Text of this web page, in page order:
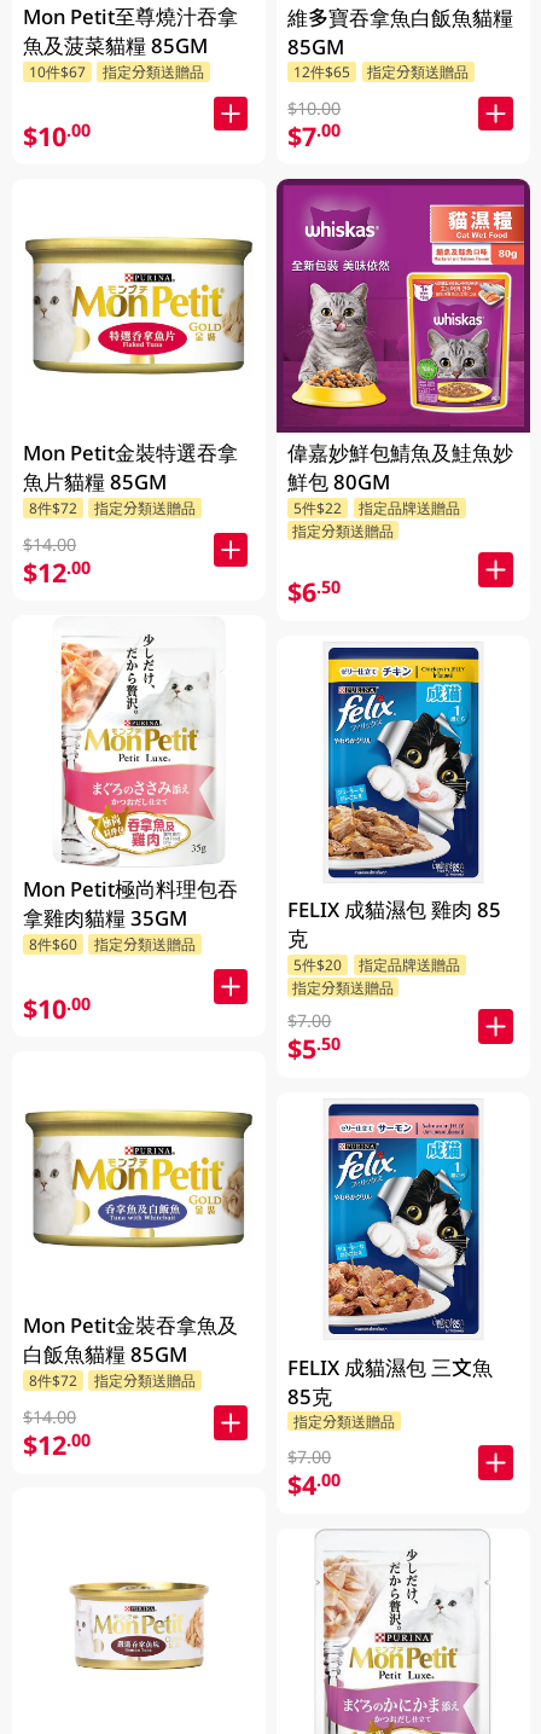
Mon Petit至尊燒汁吞拿
魚及菠菜貓糧 85GM
10件$67 指定分類送贈品
$10.00
Mon Petit金裝特選吞拿
魚片貓糧 85GM
8件$72 指定分類送贈品
$14.00
$12.00
Mon Petit極尚料理包吞
拿雞肉貓糧 35GM
8件$60 指定分類送贈品
$10.00
Mon Petit金裝吞拿魚及
白飯魚貓糧 85GM
8件$72 指定分類送贈品
$14.00
$12.00
維多寶吞拿魚白飯魚貓糧
85GM
12件$65 指定分類送贈品
$10.00
$7.00
偉嘉妙鮮包鯖魚及鮭魚妙
鮮包 80GM
5件$22
指定品牌送贈品
指定分類送贈品
$6.50
FELIX 成貓濕包 雞肉 85
克
5件$20
指定品牌送贈品
指定分類送贈品
$7.00
$5.50
FELIX 成貓濕包 三文魚
85克
指定分類送贈品
$7.00
$4.00